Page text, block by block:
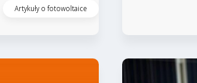
Artykuły o fotowoltaice